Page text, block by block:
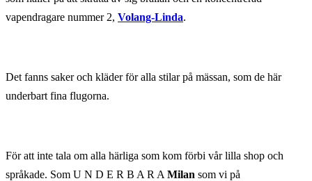
vapendragare nummer 2, Volang-Linda.
Det fanns saker och kläder för alla stilar på mässan, som de här
underbart fina flugorna.
För att inte tala om alla härliga som kom förbi vår lilla shop och
språkade. Som U N D E R B A R A Milan som vi på